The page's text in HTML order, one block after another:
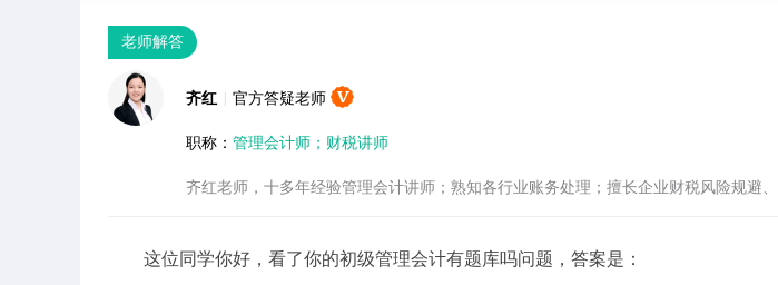
老师解答
齐红 官方答疑老师
职称： 管理会计师；财税讲师
齐红老师，十多年经验管理会计讲师；熟知各行业账务处理；擅长企业财税风险规避
这位同学你好，看了你的初级管理会计有题库吗问题，答案是：